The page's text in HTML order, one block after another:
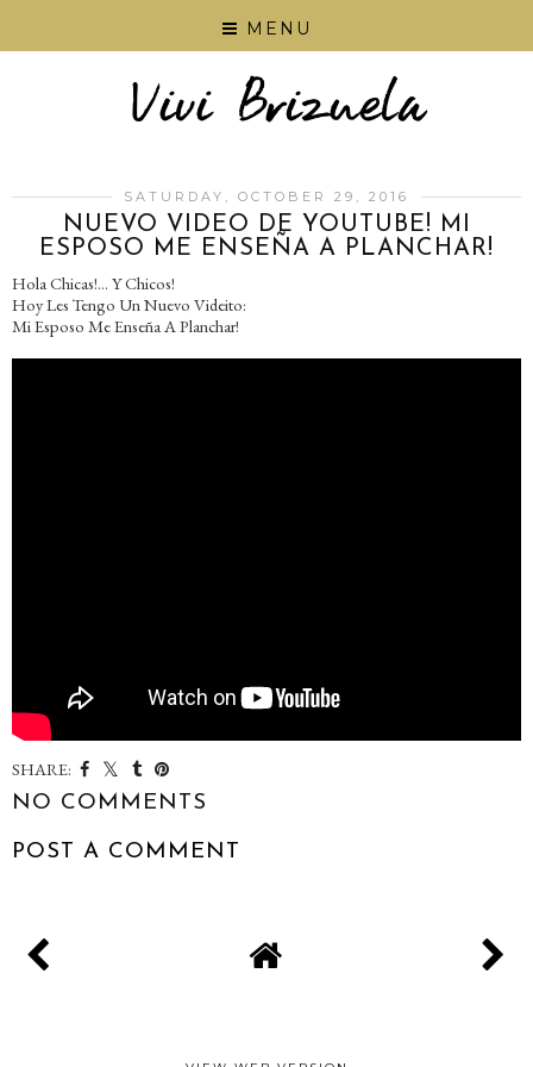
MENU
SATURDAY, OCTOBER 29, 2016
NUEVO VIDEO DE YOUTUBE! MI
ESPOSO ME ENSEÑA A PLANCHAR!
Hola Chicas!... Y Chicos!
Hoy Les Tengo Un Nuevo Videito:
Mi Esposo Me Enseña A Planchar!
SHARE:
NO COMMENTS
POST A COMMENT